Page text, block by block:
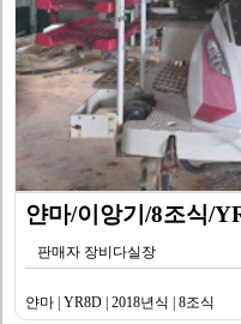
얀마/이앙기/8조식/
판매자 장비다실장
얀마 | YR8D | 2018년식 | 8조식